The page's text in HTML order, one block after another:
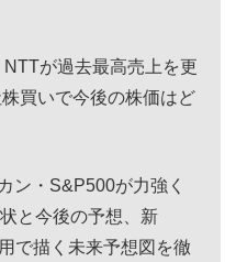
NTTが過去最高売上を更
買いで今後の株価はど
ン・S&P500が力強く
と今後の予想、新
で描く未来予想図を徹